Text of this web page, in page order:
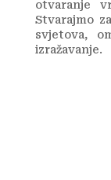
otvaranje
Stvarajmo
svjetova,
izražavanje.